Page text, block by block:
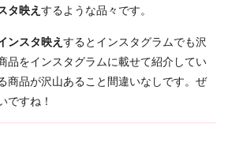
タ映え するような品々です。
ンスタ映え するとインスタグラムでも沢
品をインスタグラムに載せて紹介してい
商品が沢山あること間違いなしです。ぜ
ですね！